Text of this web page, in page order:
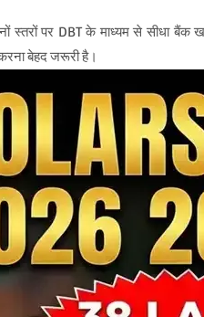
पर DBT के माध्यम से सीधा बैंक
बेहद जरूरी है।